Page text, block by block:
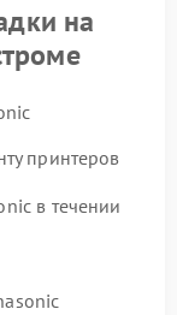
на
принтеров
в течении